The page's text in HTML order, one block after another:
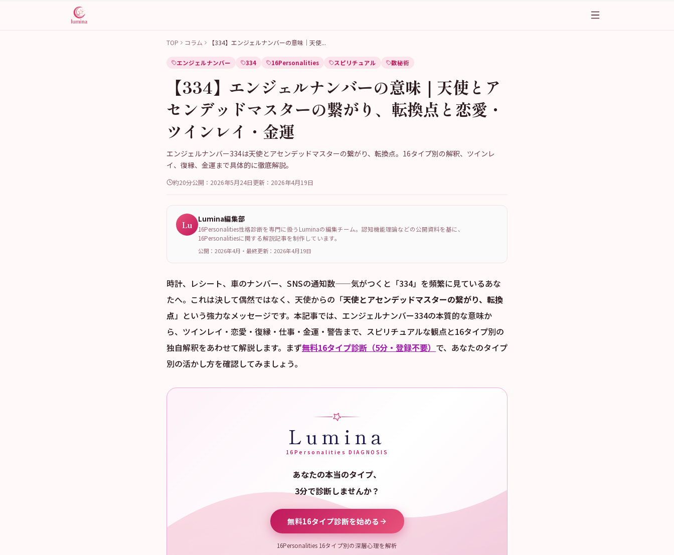
TOP コラム 【334】エンジェルナンバーの意味｜天使...
エンジェルナンバー 334 16Personalities スピリチュアル 数秘術
【334】エンジェルナンバーの意味｜天使とア
センデッドマスターの繋がり、転換点と恋愛・
ツインレイ・金運
エンジェルナンバー334は天使とアセンデッドマスターの繋がり、転換点。16タイプ別の解釈、ツインレ
イ、復縁、金運まで具体的に徹底解説。
約20分公開： 2026年5月24日更新： 2026年4月19日
Lu Lumina編集部
16Personalities性格診断を専門に扱うLuminaの編集チーム。認知機能理論などの公開資料を基に、
16Personalitiesに関する解説記事を制作しています。
公開：2026年4月 ・ 最終更新： 2026年4月19日
時計、レシート、車のナンバー、SNSの通知数——気がつくと「334」を頻繁に見ているあな
たへ。これは決して偶然ではなく、天使からの「天使とアセンデッドマスターの繋がり、転換
点」という強力なメッセージです。本記事では、エンジェルナンバー334の本質的な意味か
ら、ツインレイ・恋愛・復縁・仕事・金運・警告まで、スピリチュアルな観点と16タイプ別の
独自解釈をあわせて解説します。まず無料16タイプ診断（5分・登録不要） で、あなたのタイプ
別の活かし方を確認してみましょう。
Lumina
16Personalities DIAGNOSIS
あなたの本当のタイプ、
3分で診断しませんか？
無料16タイプ診断を始める
16Personalities 16タイプ別の深層心理を解析